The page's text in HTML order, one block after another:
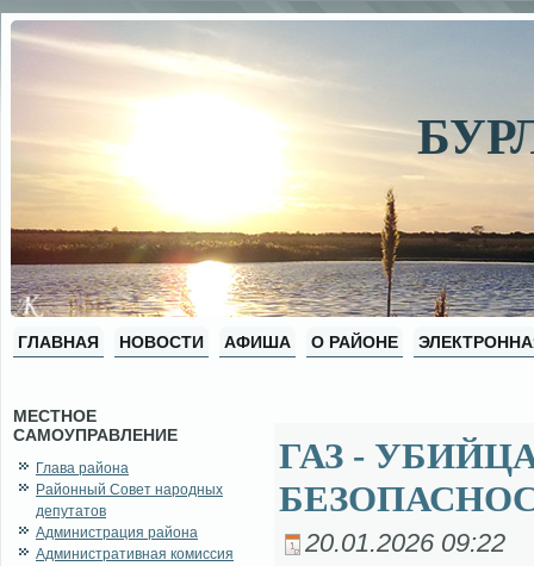
ГЛАВНАЯ НОВОСТИ АФИША О РАЙОНЕ
МЕСТНОЕ
САМОУПРАВЛЕНИЕ
Глава района
Районный Совет народных
депутатов
Администрация района
Административная комиссия
ГАЗ -
20.01.2026 09:22